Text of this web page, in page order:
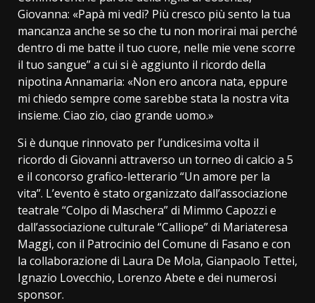
Giovanna: «Papà mi vedi? Più cresco più sento la tua
mancanza anche se so che tu non morirai mai perché
dentro di me batte il tuo cuore, nelle mie vene scorre
il tuo sangue” a cui si è aggiunto il ricordo della
nipotina Annamaria: «Non ero ancora nata, eppure
mi chiedo sempre come sarebbe stata la nostra vita
insieme. Ciao zio, ciao grande uomo.»
Si è dunque rinnovato per l’undicesima volta il
ricordo di Giovanni attraverso un torneo di calcio a 5
e il concorso grafico-letterario “Un amore per la
vita”. L’evento è stato organizzato dall’associazione
teatrale “Colpo di Maschera” di Mimmo Capozzi e
dall’associazione culturale “Calliope” di Mariateresa
Maggi, con il Patrocinio del Comune di Fasano e con
la collaborazione di Laura De Mola, Gianpaolo Tettei,
Ignazio Lovecchio, Lorenzo Abete e dei numerosi
sponsor.